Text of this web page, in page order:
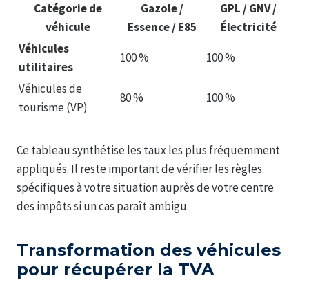
Catégorie de
véhicule
Gazole /
Essence / E85
GPL / GNV /
Électricité
Véhicules
utilitaires
100 % 100 %
Véhicules de
tourisme (VP)
80 % 100 %
Ce tableau synthétise les taux les plus fréquemment
appliqués. Il reste important de vérifier les règles
spécifiques à votre situation auprès de votre centre
des impôts si un cas paraît ambigu.
Transformation des véhicules
pour récupérer la TVA